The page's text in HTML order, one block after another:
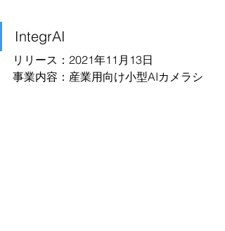
IntegrAI
リリース：2021年11月13日
事業内容：産業用向け小型AIカメラシ